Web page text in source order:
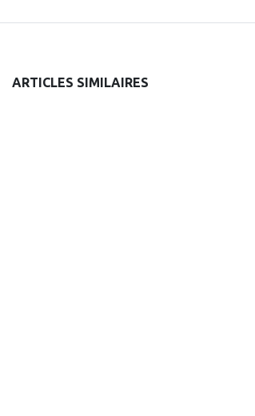
ARTICLES SIMILAIRES